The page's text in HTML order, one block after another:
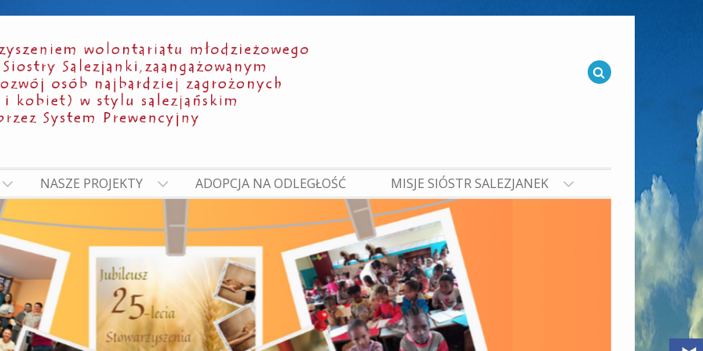
NASZE PROJEKTY ADOPCJA NA ODLEGŁOŚĆ MISJE SIÓSTR SALEZJANEK